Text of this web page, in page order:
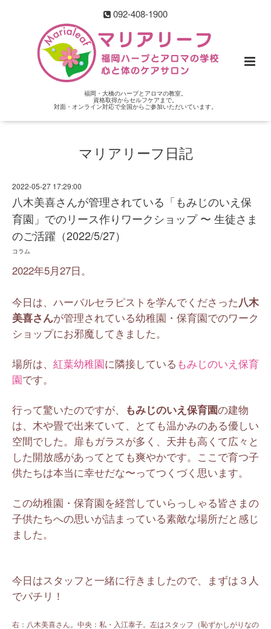
092-408-1900
福岡・大橋のハーブとアロマの教室。
資格取得からセルフケアまで。
対面・オンライン対応で全国からご参加いただいています。
マリアリーフ日記
2022-05-27 17:29:00
八木美喜さんが管理されている「もみじのいえ保
育園」でのリース作りワークショップ 〜 生徒さま
のご活躍（2022/5/27）
コラム
2022年5月27日。
今日は、ハーバルセラピストを学んでくださった八木
美喜さんが管理されている幼稚園・保育園でのワーク
ショップにお邪魔してきました。
場所は、 紅葉幼稚園に隣接している もみじのいえ保育
園です。
行って驚いたのですが、 もみじのいえ保育園の建物
は、木や畳で出来ていて、とても温かみのある優しい
空間でした。扉もガラスが多く、天井も高くて広々と
した開放感があってとても爽やかです。ここで育つ子
供たちは本当に幸せだな〜ってつくづく思います。
この幼稚園・保育園を経営していらっしゃる皆さまの
子供たちへの思いが詰まっている素敵な場所だと感じ
ました。
今日はスタッフと一緒に行きましたので、まずは３人
でパチリ！
右：八木美喜さん。中央：私・入江泰子。左はスタッフ（恥ずかしがりなの